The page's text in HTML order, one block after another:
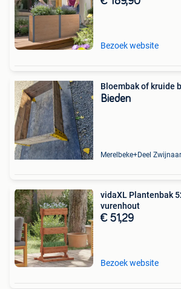
Bezoek website
Bloembak of kruide
Bieden
Merelbeke+Deel
vidaXL Plantenbak
vurenhout
€ 51,29
Bezoek website